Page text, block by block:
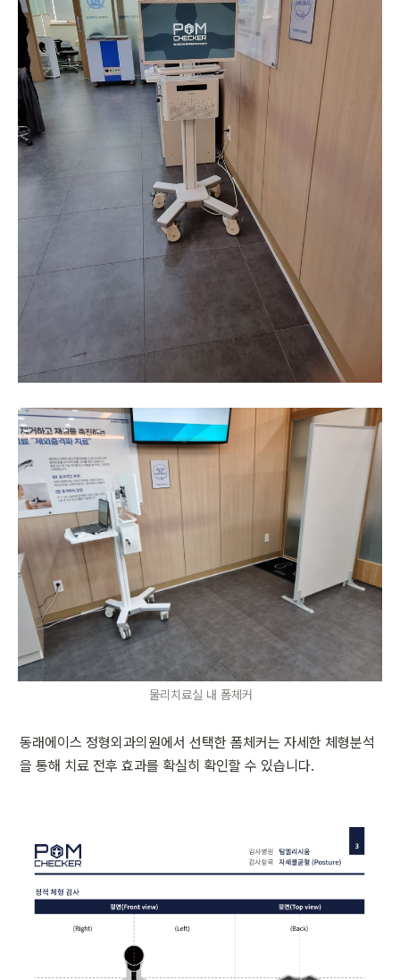
물리치료실 내 폼체커
동래에이스 정형외과의원에서 선택한 폼체커는 자세한 체형분석
을 통해 치료 전후 효과를 확실히 확인할 수 있습니다.